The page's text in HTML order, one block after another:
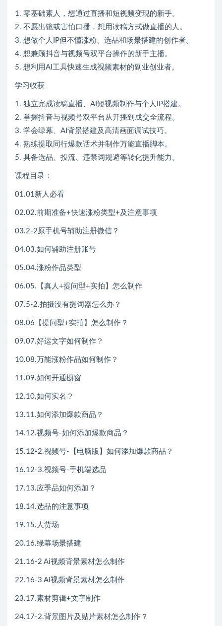
1. 零基础素人，想通过直播和短视频变现的新手。
2. 不愿出镜或害怕口播，想用读稿方式做直播的人。
3. 想做个人IP但不懂涨粉、选品和场景搭建的创作者。
4. 想兼顾抖音与视频号双平台操作的新手主播。
5. 想利用AI工具快速生成视频素材的副业创业者。
学习收获
1. 独立完成读稿直播、AI短视频制作与个人IP搭建。
2. 掌握抖音与视频号双平台从开播到成交全流程。
3. 学会绿幕、AI背景搭建及高清画面调试技巧。
4. 熟练提取同行爆款话术并制作万能直播脚本。
5. 具备选品、投流、违禁词规避等转化提升能力。
课程目录：
01.01新人必看
02.02.前期准备+快速涨粉类型+及注意事项
03.2-2原手机号辅助注册微信？
04.03.如何辅助注册账号
05.04.涨粉作品类型
06.05.【真人+提问型+实拍】怎么制作
07.5-2.拍摄没有提词器怎么办？
08.06【提问型+实拍】怎么制作？
09.07.好运文字如何制作？
10.08.万能涨粉作品如何制作？
11.09.如何开通橱窗
12.10.如何实名？
13.11.如何添加爆款商品？
14.12.视频号-如何添加爆款商品？
15.12-2.视频号-【电脑版】如何添加爆款商品？
16.12-3.视频号-手机端选品
17.13.应季品如何添加？
18.14.选品的注意事项
19.15.人货场
20.16.绿幕场景搭建
21.16-2 Ai视频背景素材怎么制作
22.16-3 Ai视频背景素材怎么制作
23.17.素材剪辑+文字制作
24.17-2.背景图片及贴片素材怎么制作？